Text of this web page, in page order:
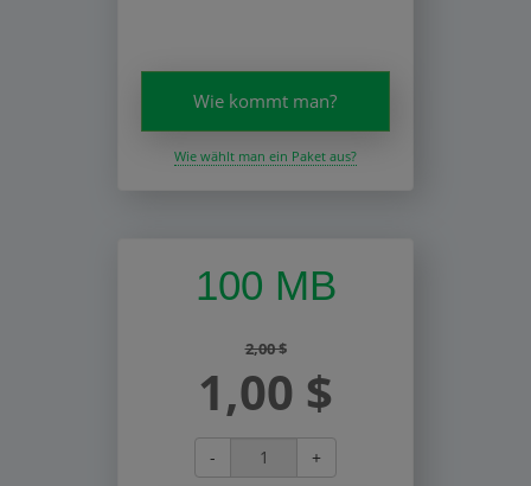
Wie kommt man?
Wie wählt man ein Paket aus?
100 MB
2,00 $
1,00 $
- +